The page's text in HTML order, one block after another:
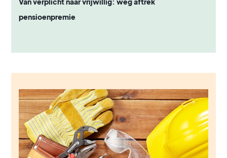
pensioenpremie